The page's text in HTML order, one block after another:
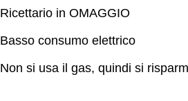
Ricettario in OMAGGIO
Basso consumo elettrico
Non si usa il gas, quindi si